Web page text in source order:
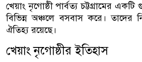
খেয়াং নৃগোষ্ঠী পার্বত্য চট্টগ্রামের একটি
বিভিন্ন অঞ্চলে বসবাস করে। তাদের
ঐতিহ্য রয়েছে।
খেয়াং নৃগোষ্ঠীর ইতিহাস